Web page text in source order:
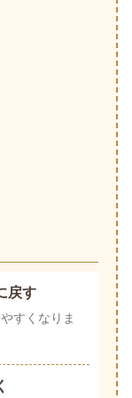
戻す
すくなりま